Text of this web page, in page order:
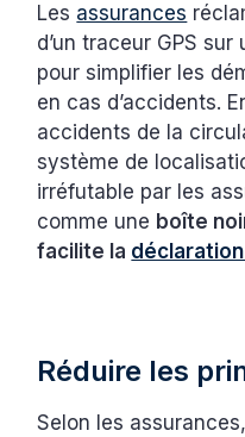
Les assurances
d’un traceur GPS sur
pour simplifier les
en cas d’accidents.
accidents de la
système de
irréfutable par les
comme une boîte
facilite la
Réduire les
Selon les